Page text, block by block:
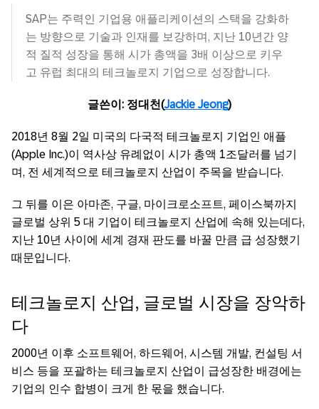
SAP는 주력인 기업용 애플리케이션의 스택을 강화하
는 방향으로 기술과 인재를 보강하며, 지난 10년간 양
적 질적 성장을 통해 시가 총액을 3배 이상으로 키우
고 유럽 최대의 테크놀로지 기업으로 성장합니다.
글쓴이: 정대천(Jackie Jeong)
2018년 8월 2일 미국의 다국적 테크놀로지 기업인 애플
(Apple Inc.)이 역사상 유례없이 시가 총액 1조달러를 넘기
며, 전 세계적으로 테크놀로지 산업이 주목을 받습니다.
그 뒤를 이은 아마존, 구글, 마이크로소프트, 페이스북까지
글로벌 상위 5 대 기업이 테크놀로지 산업에 속해 있는데다,
지난 10년 사이에 세계 경재 판도를 바꿀 만큼 급 성장했기
때문입니다.
테크놀로지 산업, 글로벌 시장을 장악하
다
2000년 이후 소프트웨어, 하드웨어, 시스템 개발, 컨설팅 서
비스 등을 포괄하는 테크놀로지 산업이 급성장한 배경에는
기업의 인수 합병이 크게 한 몫을 했습니다.